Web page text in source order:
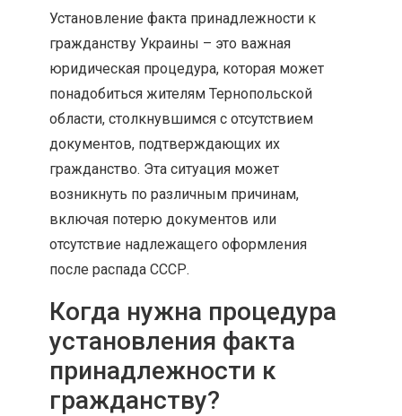
Установление факта принадлежности к
гражданству Украины – это важная
юридическая процедура, которая может
понадобиться жителям Тернопольской
области, столкнувшимся с отсутствием
документов, подтверждающих их
гражданство. Эта ситуация может
возникнуть по различным причинам,
включая потерю документов или
отсутствие надлежащего оформления
после распада СССР.
Когда нужна процедура
установления факта
принадлежности к
гражданству?